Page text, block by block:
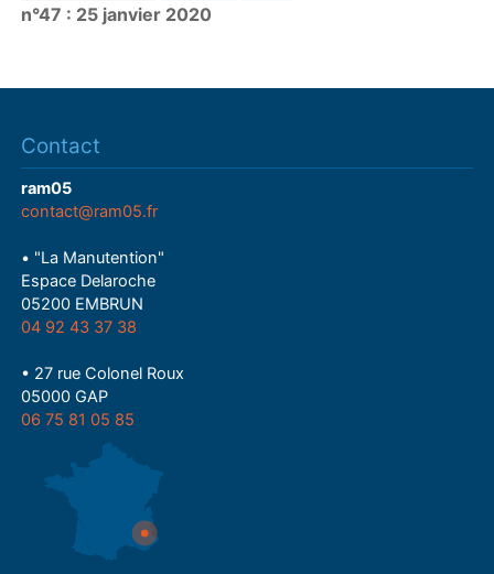
a
n°47 : 25 janvier 2020
Contact
ram05
contact@ram05.fr
• "La Manutention"
Espace Delaroche
05200 EMBRUN
04 92 43 37 38
• 27 rue Colonel Roux
05000 GAP
06 75 81 05 85